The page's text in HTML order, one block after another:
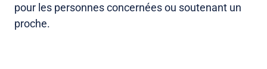
pour les personnes concernées ou soutenant un
proche.